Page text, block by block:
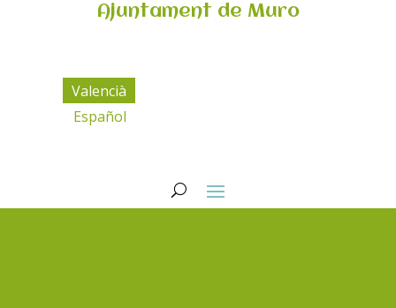
Ajuntament de Muro
Valencià
Español